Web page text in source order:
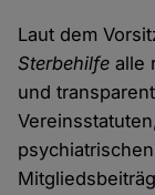
Laut dem
Sterbehilfe alle
und